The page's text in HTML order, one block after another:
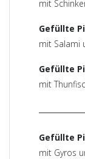
mit
Gefüllte
mit Salami
Gefüllte
mit
Gefüllte
mit Gyros